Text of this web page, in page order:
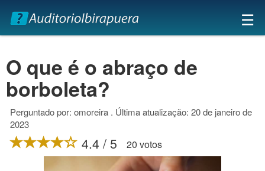
×
☰
O que é o abraço de
borboleta?
Perguntado por: omoreira . Última atualização: 20 de janeiro de
2023
4.4 / 5 20 votos